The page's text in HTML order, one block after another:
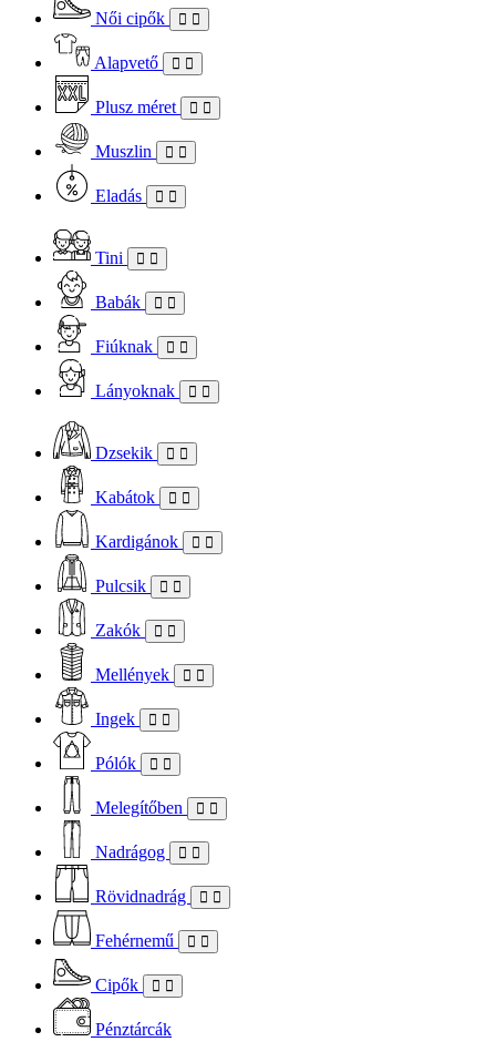
Női cipők
Alapvető
Plusz méret
Muszlin
Eladás
Tini
Babák
Fiúknak
Lányoknak
Dzsekik
Kabátok
Kardigánok
Pulcsik
Zakók
Mellények
Ingek
Pólók
Melegítőben
Nadrágog
Rövidnadrág
Fehérnemű
Cipők
Pénztárcák